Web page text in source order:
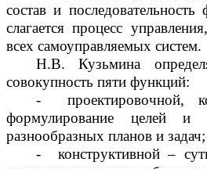
состав и
слагается процесс
всех самоуправляемых систем.
Н.В. Кузьмина
совокупность пяти функций:
- проектировочной,
формулирование целей и
разнообразных планов и задач;
- конструктивной –